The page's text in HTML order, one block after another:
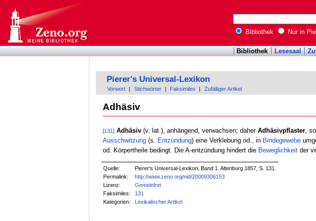
Bibliothek Nur in
Bibliothek Lesesaal
Pierer's Universal-Lexikon
Vorwort Stichwörter Faksimiles Zufälliger Artikel
Adhäsiv
[131] Adhäsiv(v. lat.), anhängend, verwachsen; daher Adhäsivpflaster,
Ausschwitzung(s. Entzündung) eine Verklebung od., in Bindegewebe
od. Körpertheile bedingt. Die A-entzündung hindert die Beweglichkeitder
Quelle:
Pierer's Universal-Lexikon, Band 1. Altenburg 1857, S. 131.
Permalink:
http://www.zeno.org/nid/20009306153
Lizenz:
Gemeinfrei
Faksimiles:
131
Kategorien:
Lexikalischer Artikel